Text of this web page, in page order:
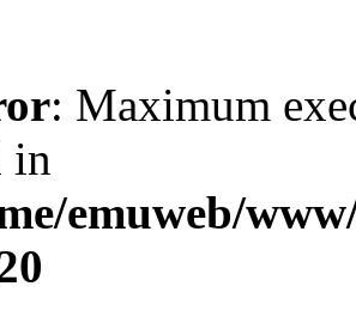
: Maximum
in
emuweb/